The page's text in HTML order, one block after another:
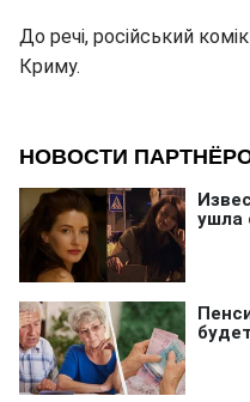
До речі, російський комік
Криму.